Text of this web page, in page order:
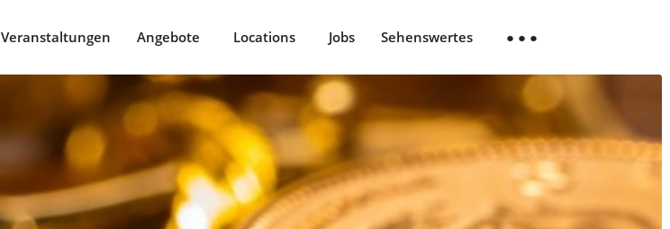
Veranstaltungen Angebote Locations Jobs Sehenswertes ● ● ●